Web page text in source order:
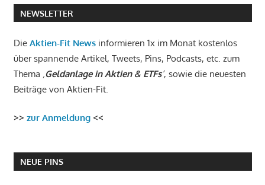
NEWSLETTER
Die Aktien-Fit Newsinformieren 1x im Monat kostenlos
über spannende Artikel, Tweets, Pins, Podcasts, etc. zum
Thema ‚Geldanlage in Aktien & ETFs‘, sowie die neuesten
Beiträge von Aktien-Fit.
>> zur Anmeldung<<
NEUE PINS